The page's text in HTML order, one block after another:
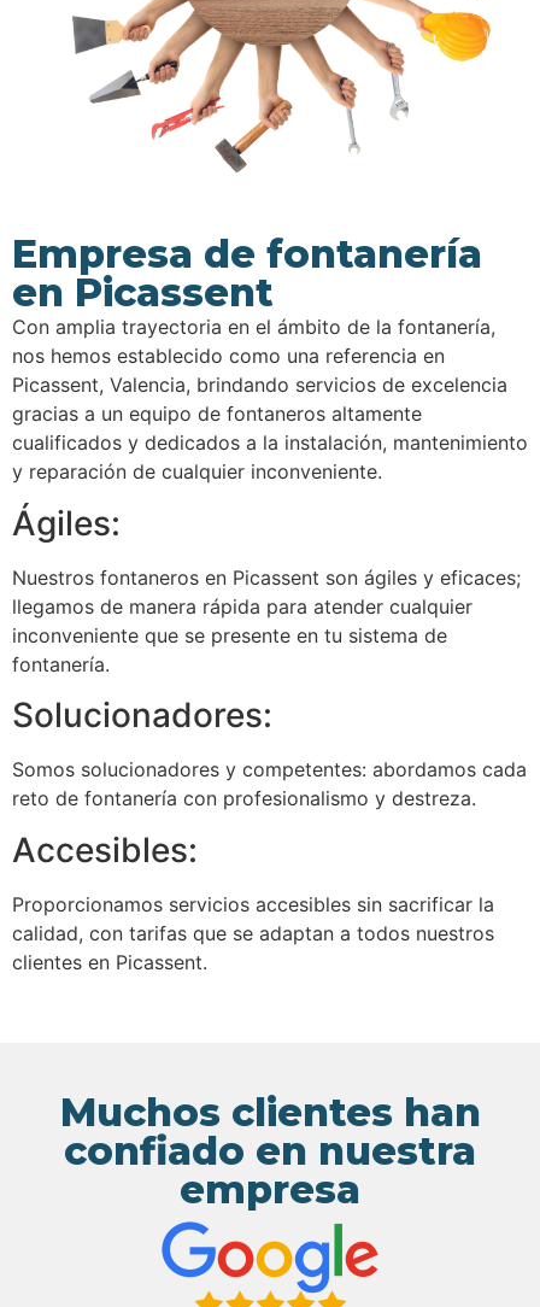
Empresa de fontanería
en Picassent
Con amplia trayectoria en el ámbito de la fontanería,
nos hemos establecido como una referencia en
Picassent, Valencia, brindando servicios de excelencia
gracias a un equipo de fontaneros altamente
cualificados y dedicados a la instalación, mantenimiento
y reparación de cualquier inconveniente.
Ágiles:
Nuestros fontaneros en Picassent son ágiles y eficaces;
llegamos de manera rápida para atender cualquier
inconveniente que se presente en tu sistema de
fontanería.
Solucionadores:
Somos solucionadores y competentes: abordamos cada
reto de fontanería con profesionalismo y destreza.
Accesibles:
Proporcionamos servicios accesibles sin sacrificar la
calidad, con tarifas que se adaptan a todos nuestros
clientes en Picassent.
Muchos clientes han
confiado en nuestra
empresa